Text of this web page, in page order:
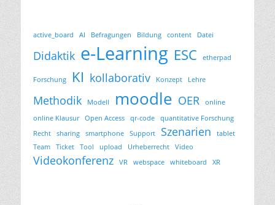
active_board AI Befragungen Bildung content Datei
Didaktik e-Learning ESC etherpad
Forschung KI kollaborativ Konzept Lehre
Methodik Modell moodle OER
online
online Klausur
Open Access qr-code
quantitative Forschung
Recht
sharing smartphone Support Szenarien
tablet
Team
Ticket Tool upload Urheberrecht Video
Videokonferenz VR webspace whiteboard XR